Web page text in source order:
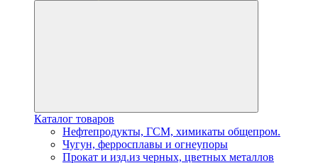
Каталог товаров
Нефтепродукты, ГСМ, химикаты общепром.
Чугун, ферросплавы и огнеупоры
Прокат и изд.из черных, цветных металлов